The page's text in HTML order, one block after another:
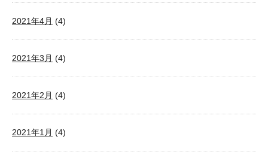
2021年4月 (4)
2021年3月 (4)
2021年2月 (4)
2021年1月 (4)